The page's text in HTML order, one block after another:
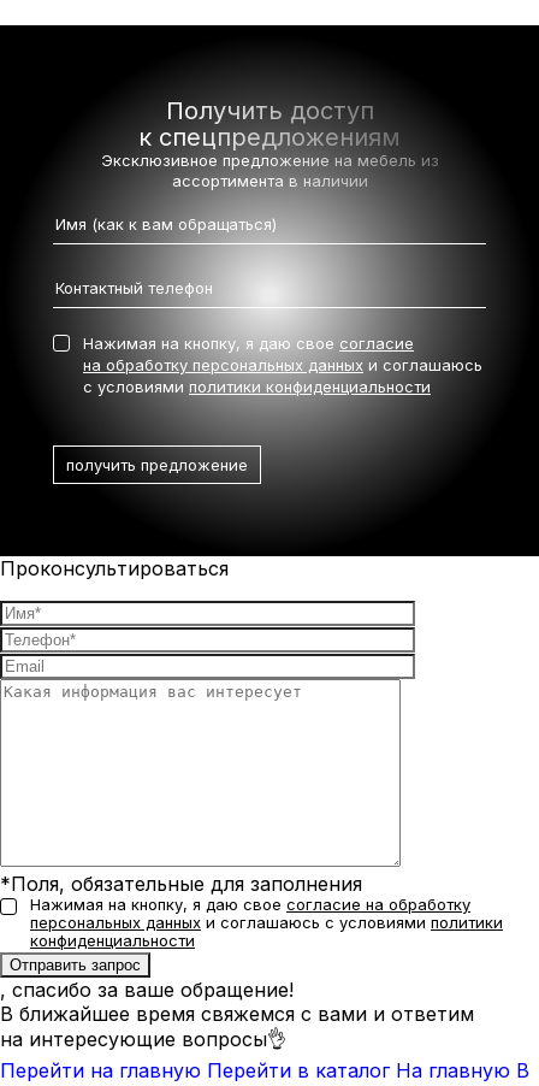
Получить доступ
к спецпредложениям
Эксклюзивное предложение на мебель из
ассортимента в наличии
Нажимая на кнопку, я даю свое согласие
на обработку персональных данных и соглашаюсь
с условиями политики конфиденциальности
Проконсультироваться
*Поля, обязательные для заполнения
Нажимая на кнопку, я даю свое согласие на обработку
персональных данных и соглашаюсь с условиями политики
конфиденциальности
, спасибо за ваше обращение!
В ближайшее время свяжемся с вами и ответим
на интересующие вопросы👌
Перейти на главную Перейти в каталог На главную В